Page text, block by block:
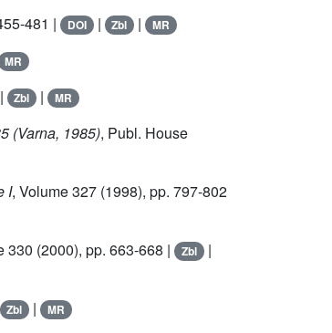
481 | DOI | Zbl | MR
MR
Zbl | MR
(Varna, 1985), Publ. House
I, Volume 327 (1998), pp. 797-802
330 (2000), pp. 663-668 | Zbl |
Zbl | MR